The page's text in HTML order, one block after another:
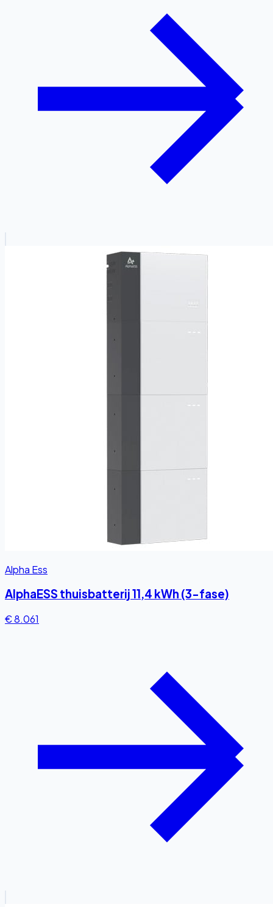
Alpha Ess
AlphaESS thuisbatterij 11,4 kWh (3-fase)
€ 8.061